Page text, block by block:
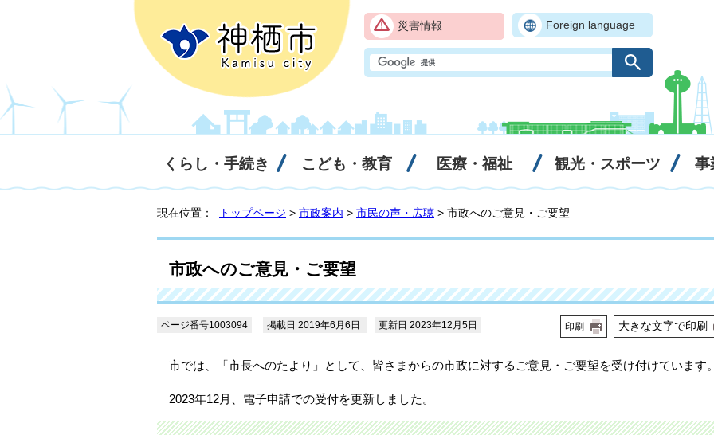
災害情報 Foreign language
くらし・手続き こども・教育 医療・福祉 観光・スポーツ 事
現在位置： トップページ > 市政案内 > 市民の声・広聴 > 市政へのご意見・ご要望
市政へのご意見・ご要望
ページ番号1003094 掲載日 2019年6月6日 更新日 2023年12月5日 印刷 大きな文字で印刷
市では、「市長へのたより」として、皆さまからの市政に対するご意見・ご要望を受け付けています。
2023年12月、電子申請での受付を更新しました。